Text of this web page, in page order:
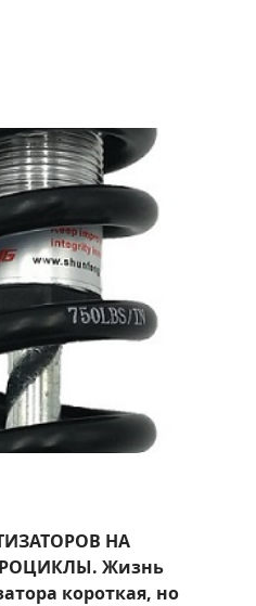
НА
Жизнь
короткая, но